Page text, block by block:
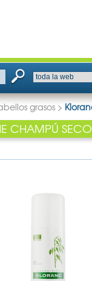
grasos >
CHAMPÚ